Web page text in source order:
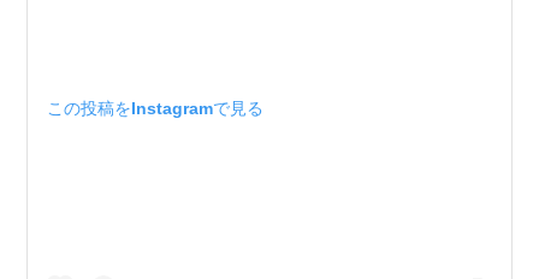
この投稿をInstagramで見る